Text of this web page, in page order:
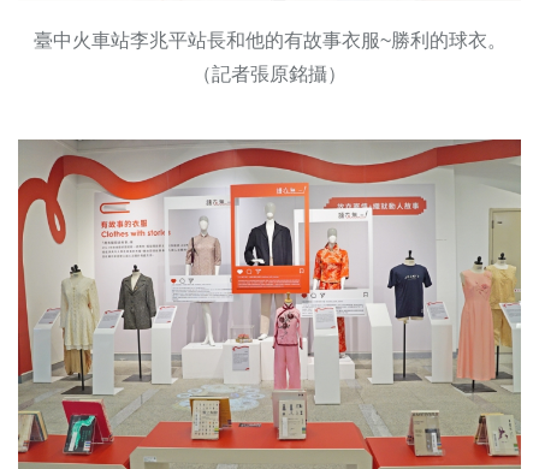
臺中火車站李兆平站長和他的有故事衣服~勝利的球衣。
（記者張原銘攝）